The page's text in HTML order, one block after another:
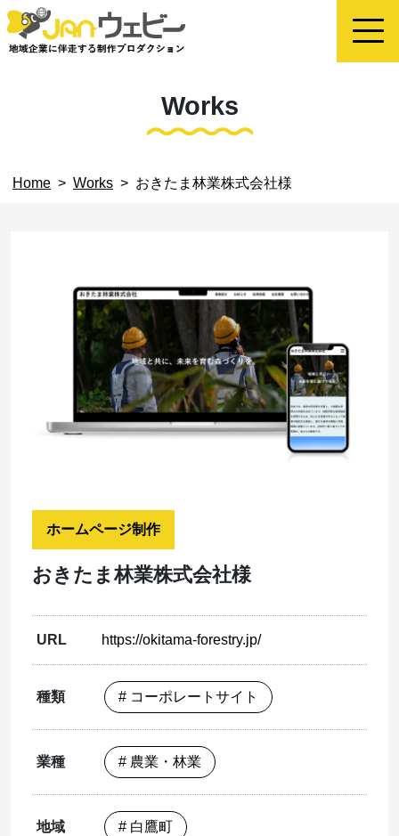
Works
Home > Works > おきたま林業株式会社様
ホームページ制作
おきたま林業株式会社様
URL https://okitama-forestry.jp/
種類 # コーポレートサイト
業種 # 農業・林業
地域 # 白鷹町